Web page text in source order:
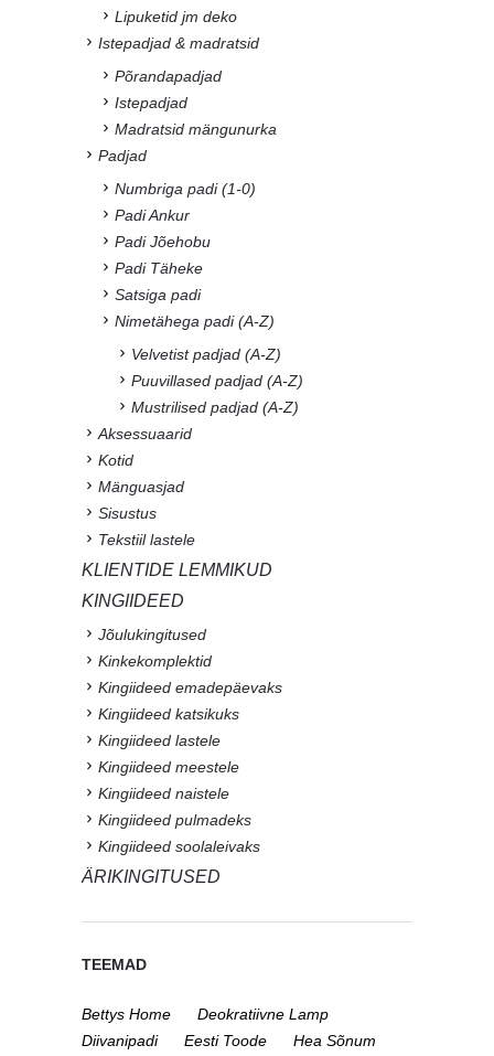
Lipuketid jm deko
Istepadjad & madratsid
Põrandapadjad
Istepadjad
Madratsid mängunurka
Padjad
Numbriga padi (1-0)
Padi Ankur
Padi Jõehobu
Padi Täheke
Satsiga padi
Nimetähega padi (A-Z)
Velvetist padjad (A-Z)
Puuvillased padjad (A-Z)
Mustrilised padjad (A-Z)
Aksessuaarid
Kotid
Mänguasjad
Sisustus
Tekstiil lastele
KLIENTIDE LEMMIKUD
KINGIIDEED
Jõulukingitused
Kinkekomplektid
Kingiideed emadepäevaks
Kingiideed katsikuks
Kingiideed lastele
Kingiideed meestele
Kingiideed naistele
Kingiideed pulmadeks
Kingiideed soolaleivaks
ÄRIKINGITUSED
TEEMAD
Bettys Home
Deokratiivne Lamp
Diivanipadi
Eesti Toode
Hea Sõnum